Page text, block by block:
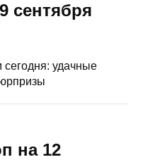
сентября
сегодня: удачные
на 12